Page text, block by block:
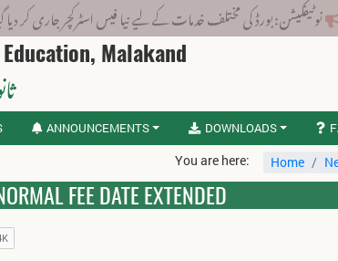
بورڈ کی مختلف خدمات کے لیے نیا فیس اسٹرکچر جاری کر دیا گیا۔
Malakand
ANNOUNCEMENTS DOWNLOADS
You are here: Home
FEE DATE EXTENDED